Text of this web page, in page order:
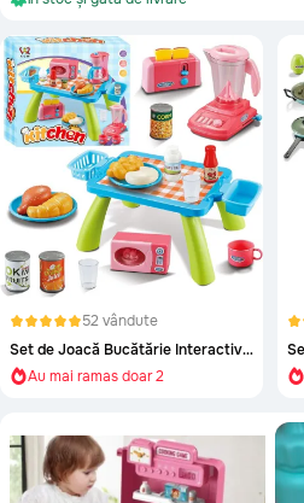
52 vândute
Set de Joacă Bucătărie Interactivă pentru Copii
Au mai ramas doar 2
Sport
Teleghidate
Arme
Muzicale
Mașinuțe
Bucătării
Modelare
Figurine Animale
Causeni
Ceadir-Lunga
Chisinau
Cimislia
Comrat
Criuleni
Donduseni
Drochia
Dubasari
Falesti
Floresti